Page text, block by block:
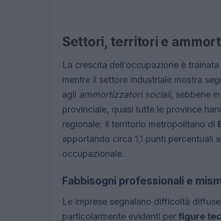
Settori, territori e
La crescita dell’occupazione è
mentre il settore industriale mostra
agli ammortizzatori sociali, sebbene
provinciale, quasi tutte le province
regionale; il territorio metropolitano di
apportando circa 1,1 punti percentuali
occupazionale.
Fabbisogni professionali e
Le imprese segnalano difficoltà
particolarmente evidenti per figure